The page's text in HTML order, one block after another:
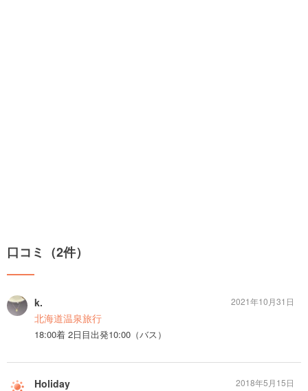
口コミ（2件）
k.
北海道温泉旅行
18:00着 2日目出発10:00（バス）
2021年10月31日
Holiday 2018年5月15日